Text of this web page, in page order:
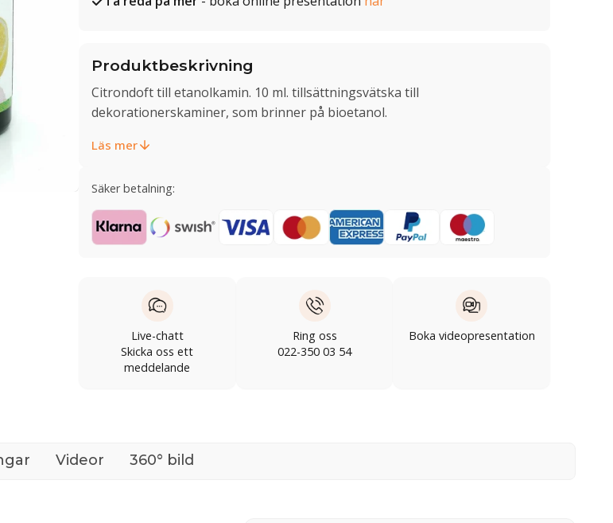
Produktbeskrivning
Citrondoft till etanolkamin. 10 ml. tillsättningsvätska till
dekorationerskaminer, som brinner på bioetanol.
Läs mer
Säker betalning:
Live-chatt
Skicka oss ett
meddelande
Ring oss
022-350 03 54
Boka videopresentation
Videor 360° bild